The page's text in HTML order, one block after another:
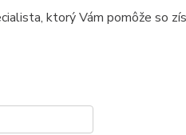
ktorý Vám pomôže so